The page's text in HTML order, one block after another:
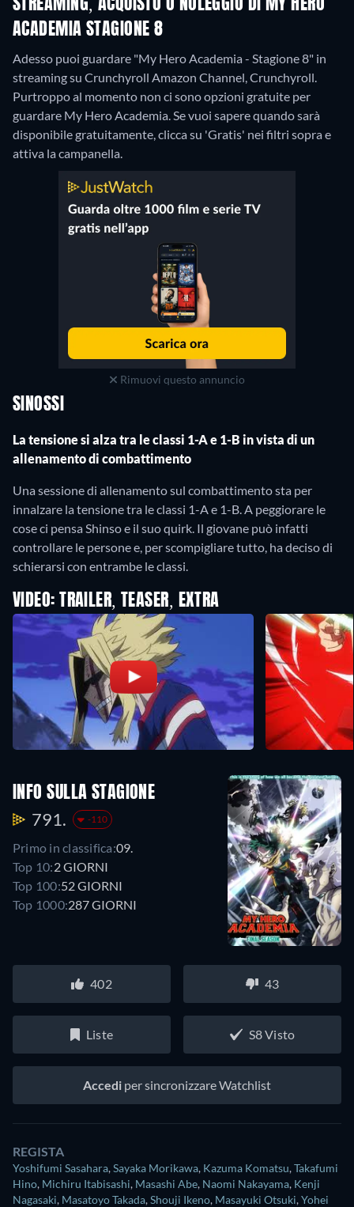
STREAMING, ACQUISTO O NOLEGGIO DI MY HERO
ACADEMIA STAGIONE 8
Adesso puoi guardare "My Hero Academia - Stagione 8" in
streaming su Crunchyroll Amazon Channel, Crunchyroll.
Purtroppo al momento non ci sono opzioni gratuite per
guardare My Hero Academia. Se vuoi sapere quando sarà
disponibile gratuitamente, clicca su 'Gratis' nei filtri sopra e
attiva la campanella.
Rimuovi questo annuncio
SINOSSI
La tensione si alza tra le classi 1-A e 1-B in vista di un
allenamento di combattimento
Una sessione di allenamento sul combattimento sta per
innalzare la tensione tra le classi 1-A e 1-B. A peggiorare le
cose ci pensa Shinso e il suo quirk. Il giovane può infatti
controllare le persone e, per scompigliare tutto, ha deciso di
schierarsi con entrambe le classi.
VIDEO: TRAILER, TEASER, EXTRA
INFO SULLA STAGIONE
791. -110
Primo in classifica:09.
Top 10:2 GIORNI
Top 100:52 GIORNI
Top 1000:287 GIORNI
402 43
Liste S8 Visto
Accedi per sincronizzare Watchlist
REGISTA
Yoshifumi Sasahara,Sayaka Morikawa, Kazuma Komatsu,Takafumi
Hino, Michiru Itabisashi, Masashi Abe, Naomi Nakayama, Kenji
Nagasaki, Masatoyo Takada,Shouji Ikeno, Masayuki Otsuki,Yohei